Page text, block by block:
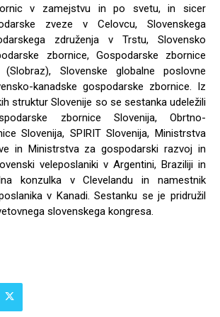
v zamejstvu in po svetu, in sicer
zveze v Celovcu, Slovenskega
združenja v Trstu, Slovensko
zbornice, Gospodarske zbornice
(Slobraz), Slovenske globalne poslovne
kanadske gospodarske zbornice. Iz
struktur Slovenije so se sestanka udeležili
zbornice Slovenija, Obrtno-
Slovenija, SPIRIT Slovenija, Ministrstva
in Ministrstva za gospodarski razvoj in
veleposlaniki v Argentini, Braziliji in
konzulka v Clevelandu in namestnik
v Kanadi. Sestanku se je pridružil
slovenskega kongresa.